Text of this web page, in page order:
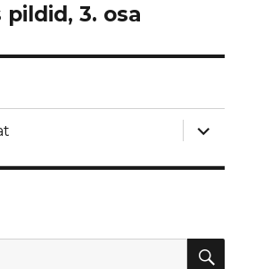
pildid, 3. osa
laienda